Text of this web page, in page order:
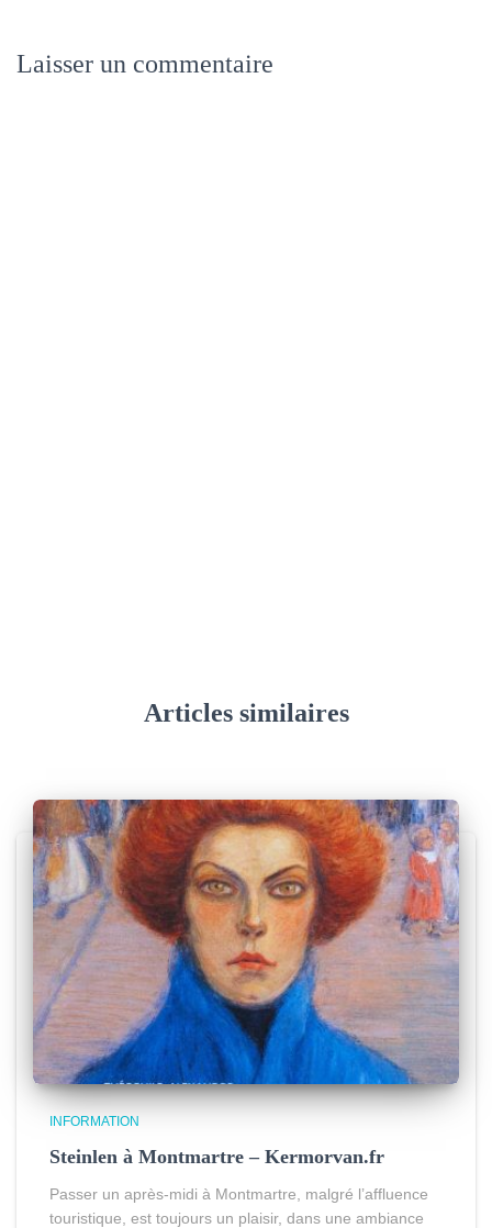
Laisser un commentaire
Articles similaires
INFORMATION
Steinlen à Montmartre – Kermorvan.fr
Passer un après-midi à Montmartre, malgré l’affluence
touristique, est toujours un plaisir, dans une ambiance